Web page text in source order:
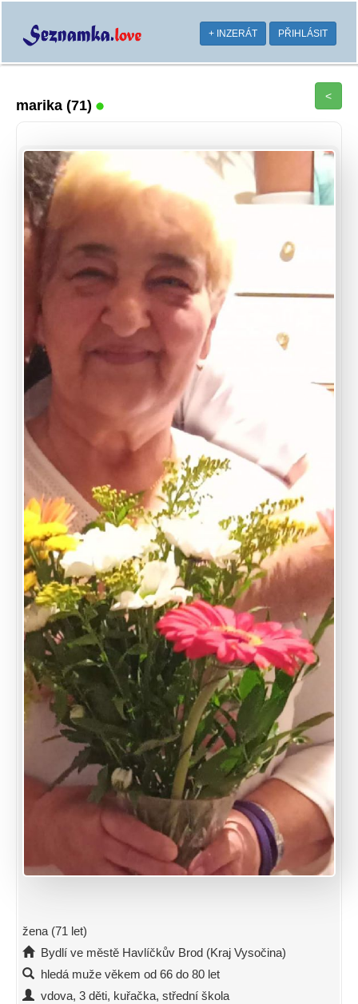
+ INZERÁT PŘIHLÁSIT
marika (71)
<
žena (71 let)
Bydlí ve městě Havlíčkův Brod (Kraj Vysočina)
hledá muže věkem od 66 do 80 let
vdova, 3 děti, kuřačka, střední škola